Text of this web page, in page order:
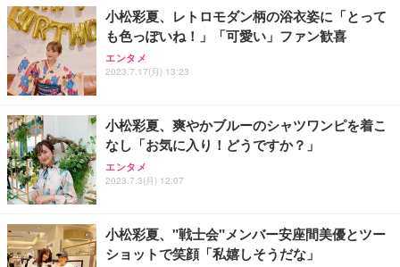
小松彩夏、レトロモダン柄の浴衣姿に「とって
も色っぽいね！」「可愛い」ファン歓喜
エンタメ
2023.7.17(月) 13:23
小松彩夏、爽やかブルーのシャツワンピを着こ
なし「お気に入り！どうですか？」
エンタメ
2023.7.3(月) 12:07
小松彩夏、"戦士会"メンバー安座間美優とツー
ショットで笑顔「私嬉しそうだな」